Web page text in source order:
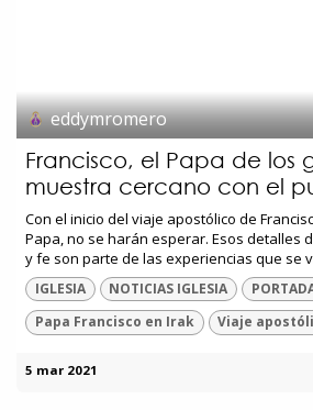
eddymromero
Francisco, el Papa de los
muestra cercano con el
Con el inicio del viaje apostólico de
Papa, no se harán esperar. Esos detalles
y fe son parte de las experiencias que se
IGLESIA NOTICIAS IGLESIA
Papa Francisco en Irak
Viaje
5 mar 2021